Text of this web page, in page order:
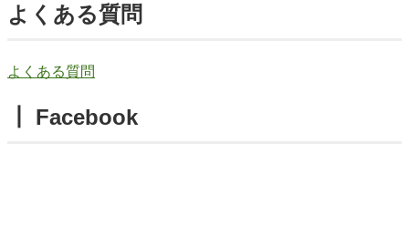
よくある質問
よくある質問
┃ Facebook